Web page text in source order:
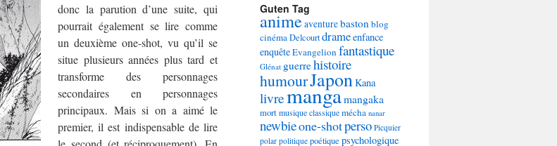
donc la parution d’une suite, qui
pourrait également se lire comme
un deuxième one-shot, vu qu’il se
situe plusieurs années plus tard et
transforme des personnages
secondaires en personnages
principaux. Mais si on a aimé le
premier, il est indispensable de lire
Guten Tag
animeaventurebaston blog
cinémaDelcourtdrameenfance
enquêteEvangelion fantastique
Glénat guerrehistoire
humourJapon Kana
livremangamangaka
mortmusique classiquemécha nanar
newbieone-shotperso Picquier
polar politique poétique psychologique